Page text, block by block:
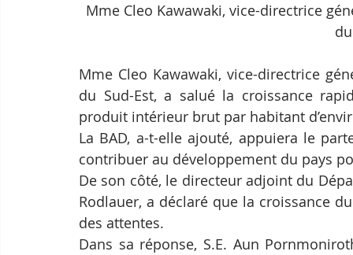
Mme Cleo Kawawaki, vice-directrice
Mme Cleo Kawawaki, vice-directrice
du Sud-Est, a salué la croissance
produit intérieur brut par habitant
La BAD, a-t-elle ajouté, appuiera le
contribuer au développement du pays
De son côté, le directeur adjoint du
Rodlauer, a déclaré que la croissance
des attentes.
Dans sa réponse, S.E. Aun